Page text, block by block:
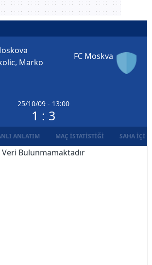
Marko
25/10/09 - 13:00
1 : 3
FC Moskva
ANLATIM MAÇ İSTATISTIĞI SAHA İÇI
Veri Bulunmamaktadır